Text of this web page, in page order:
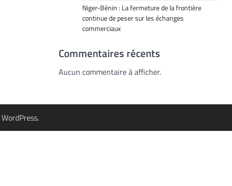
Niger-Bénin : La fermeture de la frontière
continue de peser sur les échanges
commerciaux
Commentaires récents
Aucun commentaire à afficher.
WordPress.